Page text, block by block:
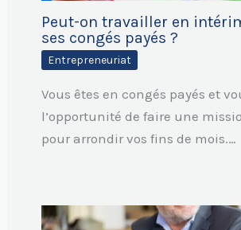
Peut-on travailler en
ses congés payés ?
Entrepreneuriat
Vous êtes en congés payés et
l’opportunité de faire une
pour arrondir vos fins de mois.…